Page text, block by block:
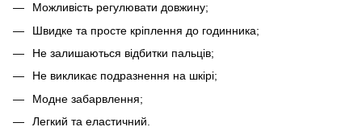
Можливість регулювати довжину;
Швидке та просте кріплення до годинника;
Не залишаються відбитки пальців;
Не викликає подразнення на шкірі;
Модне забарвлення;
Легкий та еластичний.